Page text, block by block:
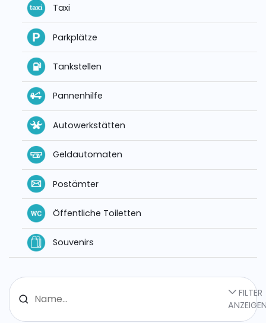
FILTER
Taxi
Parkplätze
Tankstellen
Pannenhilfe
Autowerkstätten
Geldautomaten
Postämter
Öffentliche Toiletten
Souvenirs